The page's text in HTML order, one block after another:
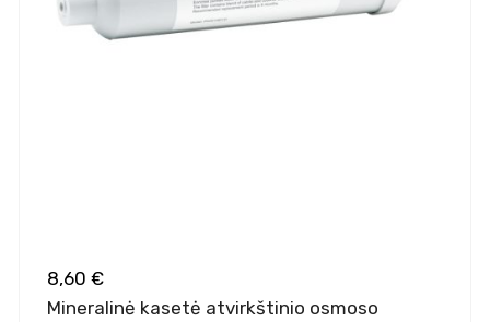
8,60 €
Mineralinė kasetė atvirkštinio osmoso